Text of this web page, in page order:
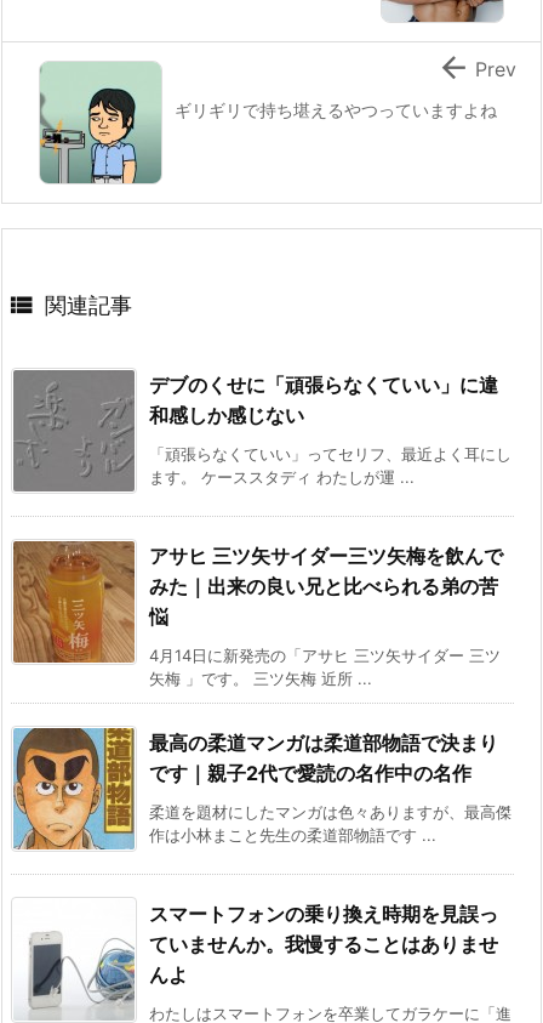
ギリギリで持ち堪えるやつっていますよね
 Prev
 関連記事
デブのくせに「頑張らなくていい」に違
和感しか感じない
「頑張らなくていい」ってセリフ、最近よく耳にし
ます。 ケーススタディ わたしが運 ...
アサヒ 三ツ矢サイダー三ツ矢梅を飲んで
みた｜出来の良い兄と比べられる弟の苦
悩
4月14日に新発売の「アサヒ 三ツ矢サイダー 三ツ
矢梅 」です。 三ツ矢梅 近所 ...
最高の柔道マンガは柔道部物語で決まり
です｜親子2代で愛読の名作中の名作
柔道を題材にしたマンガは色々ありますが、最高傑
作は小林まこと先生の柔道部物語です ...
スマートフォンの乗り換え時期を見誤っ
ていませんか。我慢することはありませ
んよ
わたしはスマートフォンを卒業してガラケーに「進